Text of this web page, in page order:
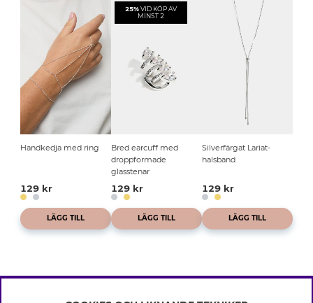
Handkedja med ring
129 kr
LÄGG TILL
25% VID KÖP AV
MINST 2
Bred earcuff med
droppformade
glasstenar
129 kr
LÄGG TILL
Silverfärgat Lariat-
halsband
129 kr
LÄGG TILL